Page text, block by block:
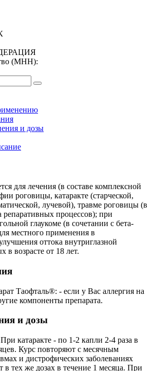
(МНН):
и дозы
для лечения (в составе комплексной
роговицы, катаракте (старческой,
лучевой), травме роговицы (в
репаративных процессов); при
глаукоме (в сочетании с бета-
местного применения в
оттока внутриглазной
в возрасте от 18 лет.
Таофталь®: - если у Вас аллергия на
компоненты препарата.
и дозы
катаракте - по 1-2 капли 2-4 раза в
Курс повторяют с месячным
и дистрофических заболеваниях
тех же дозах в течение 1 месяца. При